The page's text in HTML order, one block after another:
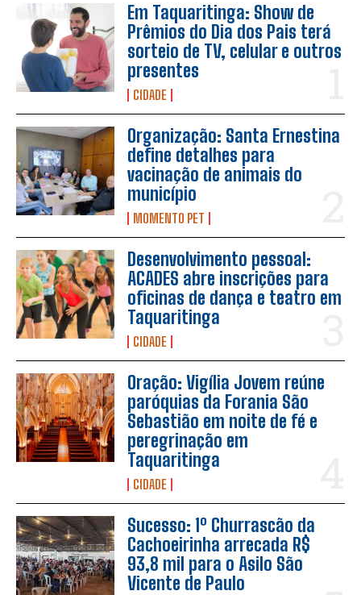
Em Taquaritinga: Show de
Prêmios do Dia dos Pais terá
sorteio de TV, celular e outros
presentes
CIDADE
Organização: Santa Ernestina
define detalhes para
vacinação de animais do
município
MOMENTO PET
Desenvolvimento pessoal:
ACADES abre inscrições para
oficinas de dança e teatro em
Taquaritinga
CIDADE
Oração: Vigília Jovem reúne
paróquias da Forania São
Sebastião em noite de fé e
peregrinação em
Taquaritinga
CIDADE
Sucesso: 1º Churrascão da
Cachoeirinha arrecada R$
93,8 mil para o Asilo São
Vicente de Paulo